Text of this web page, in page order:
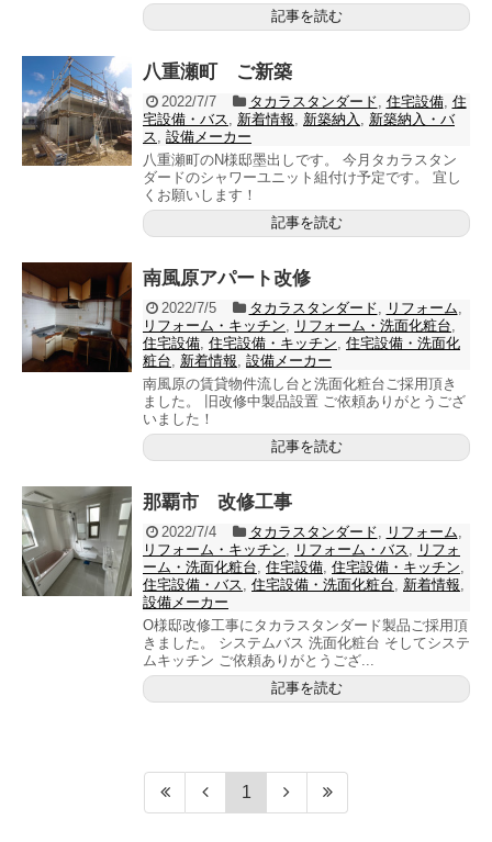
記事を読む
八重瀬町 ご新築
2022/7/7 タカラスタンダード 住宅設備, 住
宅設備・バス
新着情報 新築納入
新築納入・バ
ス
設備メーカー
八重瀬町のN様邸墨出しです。 今月タカラスタン
ダードのシャワーユニット組付け予定です。 宜し
くお願いします！
記事を読む
南風原アパート改修
2022/7/5 タカラスタンダード リフォーム
リフォーム・キッチン
リフォーム・洗面化粧台
住宅設備 住宅設備・キッチン 住宅設備・洗面化
粧台
新着情報 設備メーカー
南風原の賃貸物件流し台と洗面化粧台ご採用頂き
ました。 旧改修中製品設置 ご依頼ありがとうござ
いました！
記事を読む
那覇市 改修工事
2022/7/4 タカラスタンダード リフォーム
リフォーム・キッチン
リフォーム・バス
リフォ
ーム・洗面化粧台 住宅設備 住宅設備・キッチン
住宅設備・バス
住宅設備・洗面化粧台 新着情報
設備メーカー
O様邸改修工事にタカラスタンダード製品ご採用頂
きました。 システムバス 洗面化粧台 そしてシステ
ムキッチン ご依頼ありがとうござ...
記事を読む
1